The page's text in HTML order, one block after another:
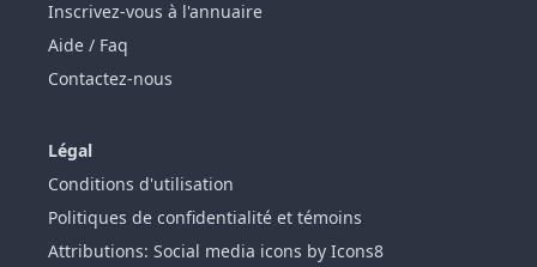
Inscrivez-vous à l'annuaire
Aide / Faq
Contactez-nous
Légal
Conditions d'utilisation
Politiques de confidentialité et témoins
Attributions: Social media icons by Icons8